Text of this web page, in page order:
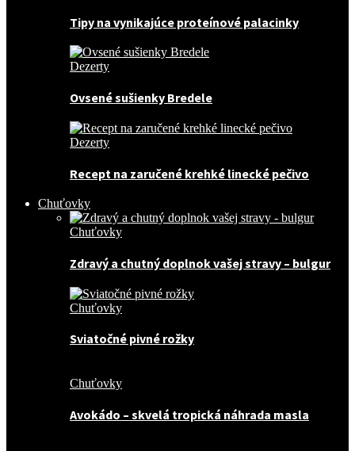
Tipy na vynikajúce proteínové palacinky
Dezerty
Ovsené sušienky Bredele
Dezerty
Recept na zaručené krehké linecké pečivo
Chuťovky
Chuťovky
Zdravý a chutný doplnok vašej stravy – bulgur
Chuťovky
Sviatočné pivné rožky
Chuťovky
Avokádo – skvelá tropická náhrada masla